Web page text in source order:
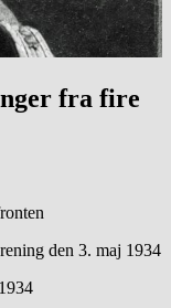
fra fire
den 3. maj 1934